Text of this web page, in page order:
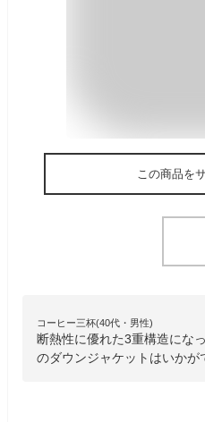
この商品を
コーヒー三杯(40代・男性)
断熱性に優れた3重構造にな
のダウンジャケットはいかが